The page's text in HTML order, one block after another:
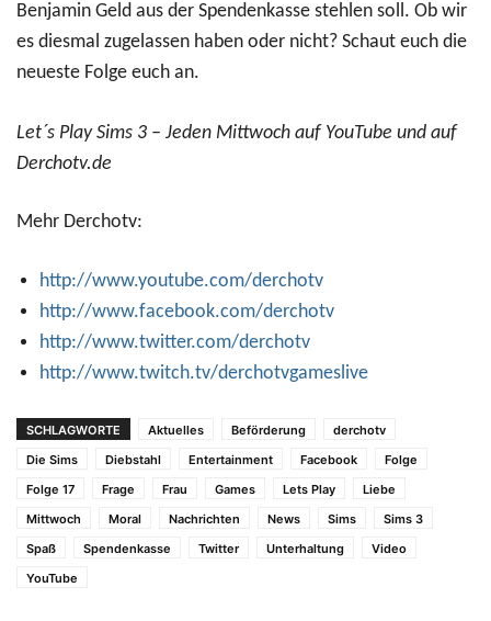
Benjamin Geld aus der Spendenkasse stehlen soll. Ob wir
es diesmal zugelassen haben oder nicht? Schaut euch die
neueste Folge euch an.
Let´s Play Sims 3 – Jeden Mittwoch auf YouTube und auf
Derchotv.de
Mehr Derchotv:
http://www.youtube.com/derchotv
http://www.facebook.com/derchotv
http://www.twitter.com/derchotv
http://www.twitch.tv/derchotvgameslive
SCHLAGWORTE Aktuelles Beförderung
derchotv
Die Sims
Diebstahl Entertainment Facebook
Folge
Folge 17
Frage Frau Games Lets Play
Liebe
Mittwoch
Moral Nachrichten News Sims
Sims 3
Spaß
Spendenkasse Twitter Unterhaltung
Video
YouTube